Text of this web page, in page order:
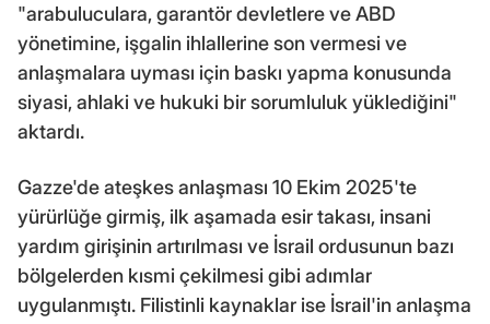
"arabuluculara, garantör devletlere ve ABD
yönetimine, işgalin ihlallerine son vermesi ve
anlaşmalara uyması için baskı yapma konusunda
siyasi, ahlaki ve hukuki bir sorumluluk yüklediğini"
aktardı.
Gazze'de ateşkes anlaşması 10 Ekim 2025'te
yürürlüğe girmiş, ilk aşamada esir takası, insani
yardım girişinin artırılması ve İsrail ordusunun bazı
bölgelerden kısmi çekilmesi gibi adımlar
uygulanmıştı. Filistinli kaynaklar ise İsrail'in anlaşma